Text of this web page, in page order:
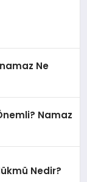
Ne
Namaz
Nedir?